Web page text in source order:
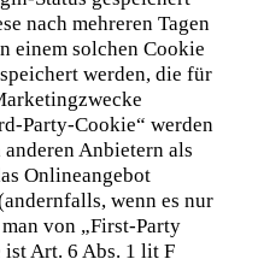
nach mehreren Tagen
einem solchen Cookie
werden, die für
Party-Cookie“ werden
Anbietern als
Onlineangebot
wenn es nur
von „First-Party
ist Art. 6 Abs. 1 lit F